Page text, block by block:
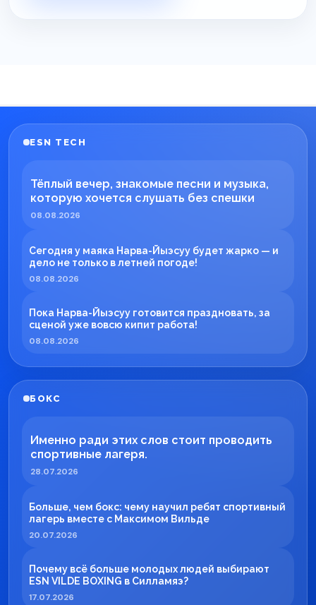
ESN TECH
Тёплый вечер, знакомые песни и музыка,
которую хочется слушать без спешки
08.08.2026
Сегодня у маяка Нарва-Йыэсуу будет жарко — и
дело не только в летней погоде!
08.08.2026
Пока Нарва-Йыэсуу готовится праздновать, за
сценой уже вовсю кипит работа!
08.08.2026
БОКС
Именно ради этих слов стоит проводить
спортивные лагеря.
28.07.2026
Больше, чем бокс: чему научил ребят спортивный
лагерь вместе с Максимом Вильде
20.07.2026
Почему всё больше молодых людей выбирают
ESN VILDE BOXING в Силламяэ?
17.07.2026